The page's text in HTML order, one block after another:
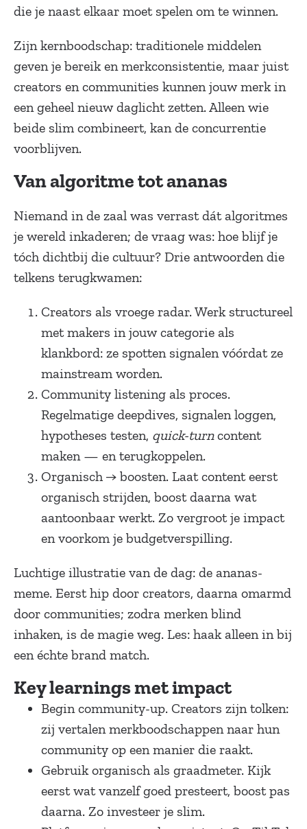
die je naast elkaar moet spelen om te winnen.
Zijn kernboodschap: traditionele middelen
geven je bereik en merkconsistentie, maar juist
creators en communities kunnen jouw merk in
een geheel nieuw daglicht zetten. Alleen wie
beide slim combineert, kan de concurrentie
voorblijven.
Van algoritme tot ananas
Niemand in de zaal was verrast dát algoritmes
je wereld inkaderen; de vraag was: hoe blijf je
tóch dichtbij die cultuur? Drie antwoorden die
telkens terugkwamen:
Creators als vroege radar. Werk structureel
met makers in jouw categorie als
klankbord: ze spotten signalen vóórdat ze
mainstream worden.
Community listening als proces.
Regelmatige deepdives, signalen loggen,
hypotheses testen, quick-turncontent
maken — en terugkoppelen.
Organisch → boosten. Laat content eerst
organisch strijden, boost daarna wat
aantoonbaar werkt. Zo vergroot je impact
en voorkom je budgetverspilling.
Luchtige illustratie van de dag: de ananas-
meme. Eerst hip door creators, daarna omarmd
door communities; zodra merken blind
inhaken, is de magie weg. Les: haak alleen in bij
een échte brand match.
Key learnings met impact
Begin community-up. Creators zijn tolken:
zij vertalen merkboodschappen naar hun
community op een manier die raakt.
Gebruik organisch als graadmeter. Kijk
eerst wat vanzelf goed presteert, boost pas
daarna. Zo investeer je slim.